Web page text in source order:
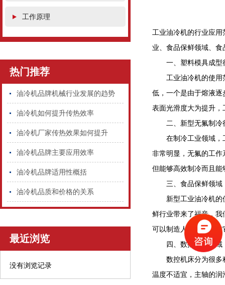
工作原理
热门推荐
油冷机品牌机械行业发展的趋势
油冷机如何提升传热效率
油冷机厂家传热效果如何提升
油冷机品牌主要应用效率
油冷机品牌适用性概括
油冷机品质和价格的关系
最近浏览
没有浏览记录
工业油冷机的行业应
业、食品保鲜领域、
一、塑料模具成型
工业油冷机的使用范
低，一个是由于熔液
表面光滑度大为提升
二、新型无氟制冷
在制冷工业领域，工
非常明显，无氟的工
但能够高效制冷而且能
三、食品保鲜领域
新型工业油冷机的使
鲜行业带来了福音，
可以制造人工环境，
四、数控机床领域
数控机床分为很多种
温度不适宜，主轴的